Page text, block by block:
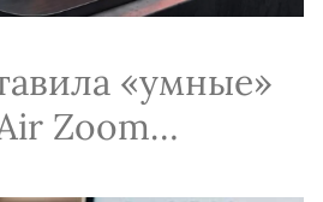
«умные»
Zoom